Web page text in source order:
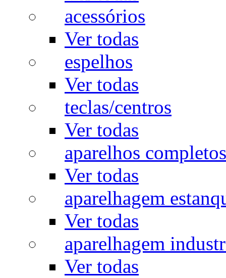
acessórios
Ver todas
espelhos
Ver todas
teclas/centros
Ver todas
aparelhos completos
Ver todas
aparelhagem
Ver todas
aparelhagem
Ver todas